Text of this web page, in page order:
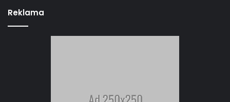
Reklama